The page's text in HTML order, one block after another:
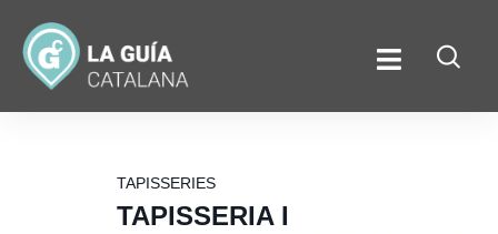
TAPISSERIES
TAPISSERIA I